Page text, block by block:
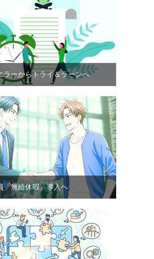
ラーからトライ＆ラーンへ
「無給休暇」導入へ